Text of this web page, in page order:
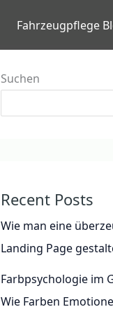
Fahrzeugpflege
Suchen
Recent Posts
Wie man eine
Landing Page
Farbpsychologie im
Wie Farben